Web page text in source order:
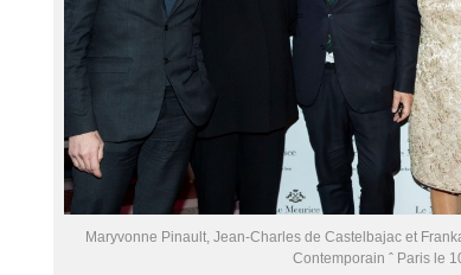
Maryvonne Pinault, Jean-Charles de Castelbajac et
Contemporain ˆ Paris le